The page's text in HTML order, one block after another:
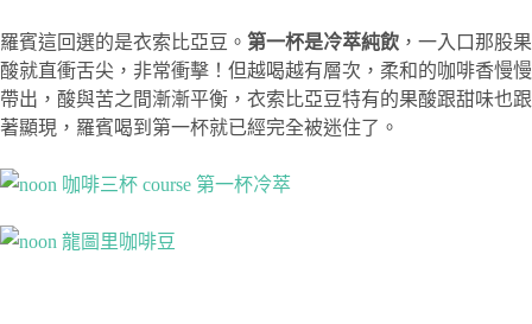
羅賓這回選的是衣索比亞豆。 第一杯是冷萃純飲 ，一入口那股果
酸就直衝舌尖，非常衝擊！但越喝越有層次，柔和的咖啡香慢慢
帶出，酸與苦之間漸漸平衡，衣索比亞豆特有的果酸跟甜味也跟
著顯現，羅賓喝到第一杯就已經完全被迷住了。